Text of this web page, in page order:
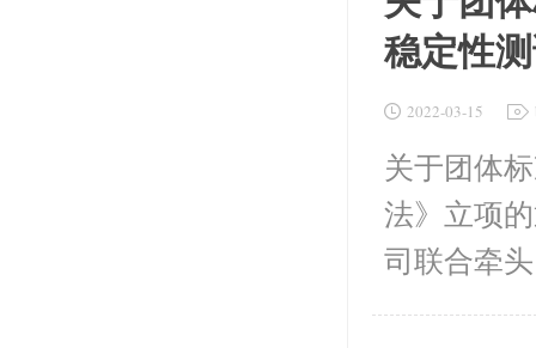
稳定性
2022-03-15
关于团体
法》立项
司联合牵